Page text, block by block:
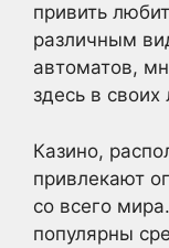
привить
различным
автоматов,
здесь в
Казино,
привлекают
со всего
популярны